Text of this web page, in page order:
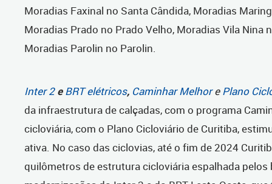
Moradias Faxinal no Santa Cândida, Moradias
Moradias Prado no Prado Velho, Moradias Vila Nina
Moradias Parolin no Parolin.
Inter 2eBRT elétricos, Caminhar MelhorePlano
da infraestrutura de calçadas, com o programa
cicloviária, com o Plano Cicloviário de Curitiba,
ativa. No caso das ciclovias, até o fim de 2024
quilômetros de estrutura cicloviária espalhada pelos